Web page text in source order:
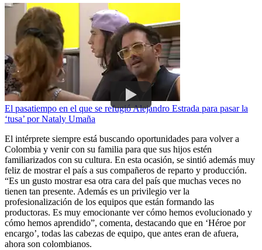
El pasatiempo en el que se refugió Alejandro Estrada para pasar la
‘tusa’ por Nataly Umaña
El intérprete siempre está buscando oportunidades para volver a
Colombia y venir con su familia para que sus hijos estén
familiarizados con su cultura. En esta ocasión, se sintió además muy
feliz de mostrar el país a sus compañeros de reparto y producción.
“Es un gusto mostrar esa otra cara del país que muchas veces no
tienen tan presente. Además es un privilegio ver la
profesionalización de los equipos que están formando las
productoras. Es muy emocionante ver cómo hemos evolucionado y
cómo hemos aprendido”, comenta, destacando que en ‘Héroe por
encargo’, todas las cabezas de equipo, que antes eran de afuera,
ahora son colombianos.